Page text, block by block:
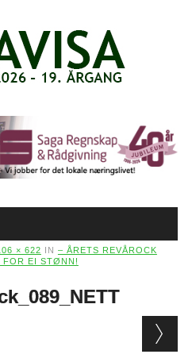
× 622 IN – ÅRETS REVÅROCK
FOR EI STØNN!